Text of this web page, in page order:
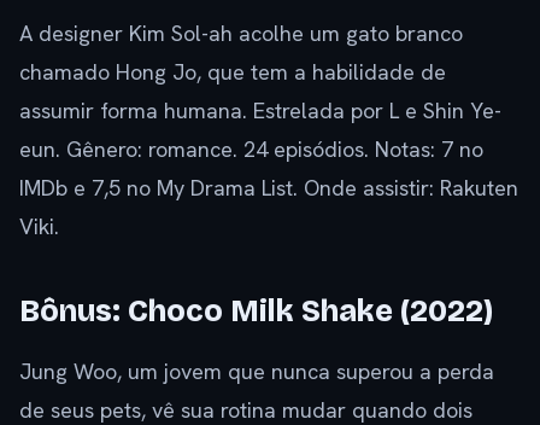
A designer Kim Sol-ah acolhe um gato branco
chamado Hong Jo, que tem a habilidade de
assumir forma humana. Estrelada por L e Shin Ye-
eun. Gênero: romance. 24 episódios. Notas: 7 no
IMDb e 7,5 no My Drama List. Onde assistir: Rakuten
Viki.
Bônus: Choco Milk Shake (2022)
Jung Woo, um jovem que nunca superou a perda
de seus pets, vê sua rotina mudar quando dois